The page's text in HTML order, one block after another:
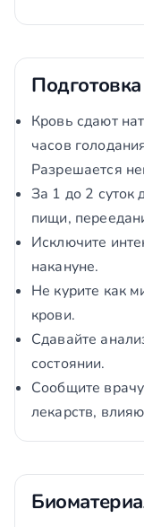
Кровь сдают
часов
Разрешается
За 1 до 2 суток
пищи,
Исключите
накануне.
Не курите как
крови.
Сдавайте
состоянии.
Сообщите
лекарств,